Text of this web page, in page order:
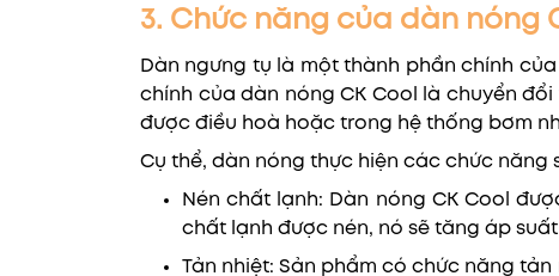
3. Chức năng của dàn nóng
Dàn ngưng tụ là một thành phần chính
chính của dàn nóng CK Cool là chuyển
được điều hoà hoặc trong hệ thống bơm
Cụ thể, dàn nóng thực hiện các chức năng
Nén chất lạnh: Dàn nóng CK Cool
chất lạnh được nén, nó sẽ tăng áp
Tản nhiệt: Sản phẩm có chức năng